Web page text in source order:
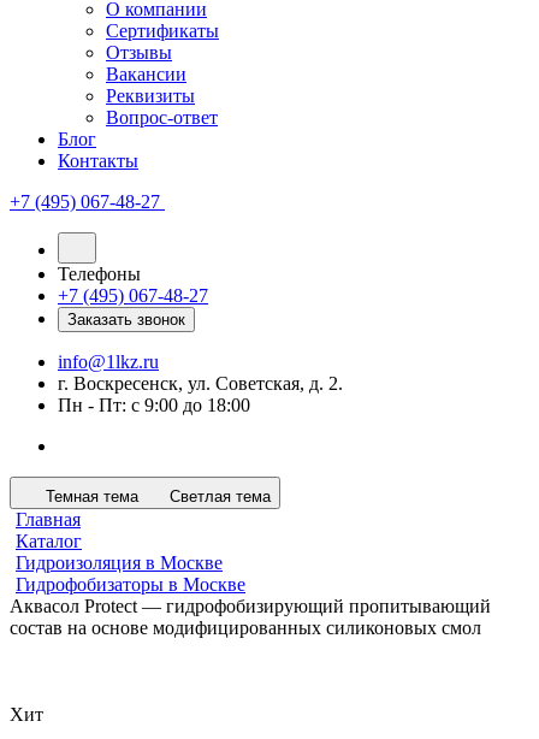
О компании
Сертификаты
Отзывы
Вакансии
Реквизиты
Вопрос-ответ
Блог
Контакты
+7 (495) 067-48-27
Телефоны
+7 (495) 067-48-27
Заказать звонок
info@1lkz.ru
г. Воскресенск, ул. Советская, д. 2.
Пн - Пт: с 9:00 до 18:00
Темная тема Светлая тема
Главная
Каталог
Гидроизоляция в Москве
Гидрофобизаторы в Москве
Аквасол Protect — гидрофобизирующий пропитывающий
состав на основе модифицированных силиконовых смол
Хит